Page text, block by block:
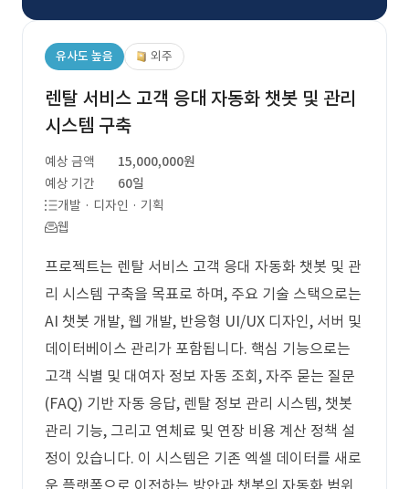
유사도 높음 외주
렌탈 서비스 고객 응대 자동화 챗봇 및 관리
시스템 구축
예상 금액
15,000,000원
예상 기간
60일
개발 · 디자인 · 기획
웹
프로젝트는 렌탈 서비스 고객 응대 자동화 챗봇 및 관
리 시스템 구축을 목표로 하며, 주요 기술 스택으로는
AI 챗봇 개발, 웹 개발, 반응형 UI/UX 디자인, 서버 및
데이터베이스 관리가 포함됩니다. 핵심 기능으로는
고객 식별 및 대여자 정보 자동 조회, 자주 묻는 질문
(FAQ) 기반 자동 응답, 렌탈 정보 관리 시스템, 챗봇
관리 기능, 그리고 연체료 및 연장 비용 계산 정책 설
정이 있습니다. 이 시스템은 기존 엑셀 데이터를 새로
운 플랫폼으로 이전하는 방안과 챗봇의 자동화 범위